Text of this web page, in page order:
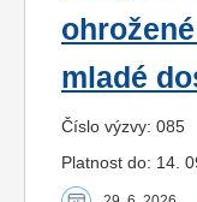
mladé
Číslo výzvy: 085
Platnost do: 14.